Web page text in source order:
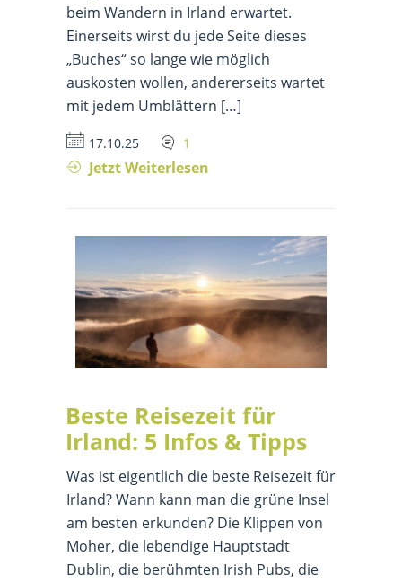
beim Wandern in Irland erwartet.
Einerseits wirst du jede Seite dieses
„Buches“ so lange wie möglich
auskosten wollen, andererseits wartet
mit jedem Umblättern […]
17.10.25 1
Jetzt Weiterlesen
Beste Reisezeit für
Irland: 5 Infos & Tipps
Was ist eigentlich die beste Reisezeit für
Irland? Wann kann man die grüne Insel
am besten erkunden? Die Klippen von
Moher, die lebendige Hauptstadt
Dublin, die berühmten Irish Pubs, die